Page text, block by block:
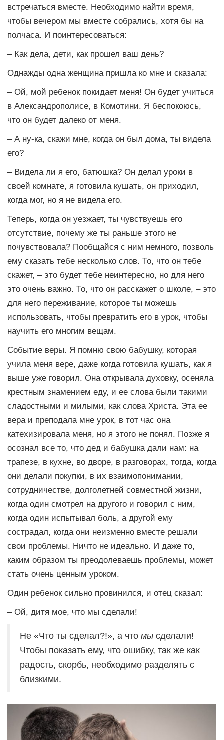
встречаться вместе. Необходимо найти время,
чтобы вечером мы вместе собрались, хотя бы на
полчаса. И поинтересоваться:
– Как дела, дети, как прошел ваш день?
Однажды одна женщина пришла ко мне и сказала:
– Ой, мой ребенок покидает меня! Он будет учиться
в Александрополисе, в Комотини. Я беспокоюсь,
что он будет далеко от меня.
– А ну-ка, скажи мне, когда он был дома, ты видела
его?
– Видела ли я его, батюшка? Он делал уроки в
своей комнате, я готовила кушать, он приходил,
когда мог, но я не видела его.
Теперь, когда он уезжает, ты чувствуешь его
отсутствие, почему же ты раньше этого не
почувствовала? Пообщайся с ним немного, позволь
ему сказать тебе несколько слов. То, что он тебе
скажет, – это будет тебе неинтересно, но для него
это очень важно. То, что он расскажет о школе, – это
для него переживание, которое ты можешь
использовать, чтобы превратить его в урок, чтобы
научить его многим вещам.
Событие веры. Я помню свою бабушку, которая
учила меня вере, даже когда готовила кушать, как я
выше уже говорил. Она открывала духовку, осеняла
крестным знамением еду, и ее слова были такими
сладостными и милыми, как слова Христа. Эта ее
вера и преподала мне урок, в тот час она
катехизировала меня, но я этого не понял. Позже я
осознал все то, что дед и бабушка дали нам: на
трапезе, в кухне, во дворе, в разговорах, тогда, когда
они делали покупки, в их взаимопонимании,
сотрудничестве, долголетней совместной жизни,
когда один смотрел на другого и говорил с ним,
когда один испытывал боль, а другой ему
сострадал, когда они неизменно вместе решали
свои проблемы. Ничто не идеально. И даже то,
каким образом ты преодолеваешь проблемы, может
стать очень ценным уроком.
Один ребенок сильно провинился, и отец сказал:
– Ой, дитя мое, что мы сделали!
Не «Что ты сделал?!», а что мы сделали!
Чтобы показать ему, что ошибку, так же как
радость, скорбь, необходимо разделять с
близкими.